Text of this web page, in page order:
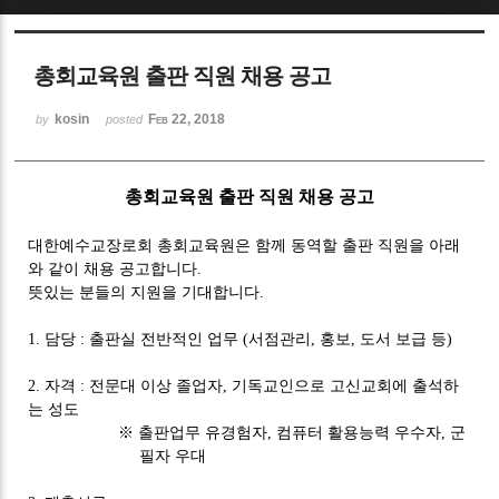
총회교육원 출판 직원 채용 공고
by kosin posted Feb 22, 2018
총회교육원 출판 직원 채용 공고
대한예수교장로회 총회교육원은 함께 동역할 출판 직원을 아래
와 같이 채용 공고합니다
뜻있는 분들의 지원을 기대합니다
1. 담당 : 출판실 전반적인 업무(서점관리 홍보 도서 보급 등)
2. 자격 : 전문대 이상 졸업자 기독교인으로 고신교회에 출석하
는 성도
※ 출판업무 유경험자 컴퓨터 활용능력 우수자 군
필자 우대
Sketchbook5, 스케치북5
Sketchbook5, 스케치북5